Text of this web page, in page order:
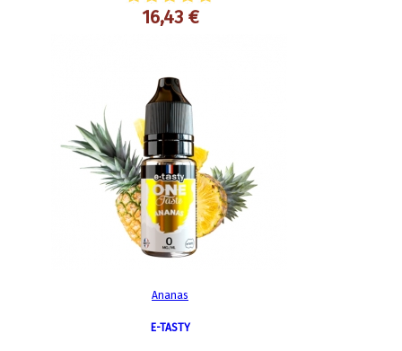
16,43 €
Ananas
E-TASTY